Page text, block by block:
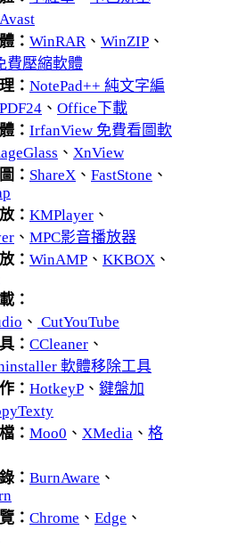
Avast
： WinRAR、 WinZIP 、
費壓縮軟體
： NotePad++ 純文字編
PDF24 、 Office下載
： IrfanView 免費看圖軟
、 XnView
： ShareX 、 FastStone 、
： KMPlayer 、
、 MPC影音播放器
： WinAMP 、 KKBOX 、
：
、 CutYouTube
： CCleaner 、
軟體移除工具
： HotkeyP 、 鍵盤加
： Moo0 、 XMedia 、 格
： BurnAware 、
： Chrome 、 Edge 、